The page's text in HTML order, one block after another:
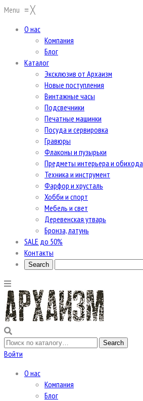
Menu ≡╳
О нас
Компания
Блог
Каталог
Эксклюзив от Архаизм
Новые поступления
Винтажные часы
Подсвечники
Печатные машинки
Посуда и сервировка
Гравюры
Флаконы и пузырьки
Предметы интерьера и обихода
Техника и инструмент
Фарфор и хрусталь
Хобби и спорт
Мебель и свет
Деревенская утварь
Бронза, латунь
SALE до 50%
Контакты
Войти
О нас
Компания
Блог